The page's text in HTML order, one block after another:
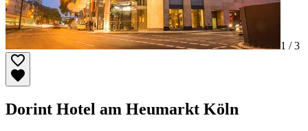
1 /3
Dorint Hotel am Heumarkt Köln